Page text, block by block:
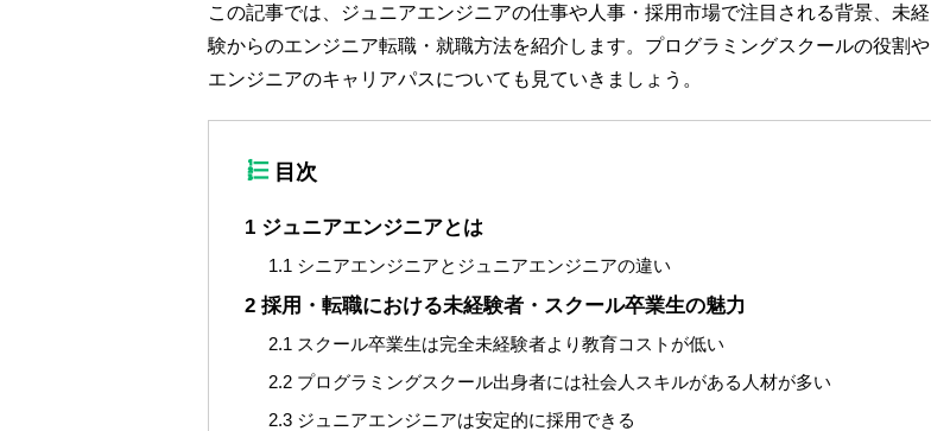
この記事では、ジュニアエンジニアの仕事や人事・採用市場で注目される背景、未経
験からのエンジニア転職・就職方法を紹介します。プログラミングスクールの役割や
エンジニアのキャリアパスについても見ていきましょう。
目次
1 ジュニアエンジニアとは
1.1 シニアエンジニアとジュニアエンジニアの違い
2 採用・転職における未経験者・スクール卒業生の魅力
2.1 スクール卒業生は完全未経験者より教育コストが低い
2.2 プログラミングスクール出身者には社会人スキルがある人材が多い
2.3 ジュニアエンジニアは安定的に採用できる